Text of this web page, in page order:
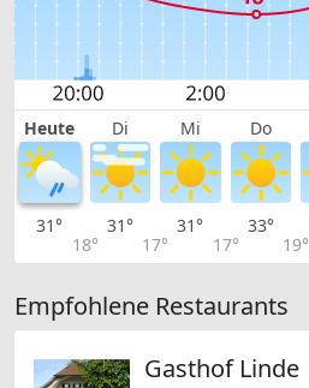
Heute Di Mi Do
31°
18°
31°
17°
31°
17°
33°
19°
Empfohlene Restaurants
Gasthof Linde